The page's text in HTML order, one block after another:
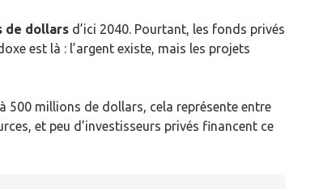
de dollars d’ici 2040. Pourtant, les fonds privés
est là : l’argent existe, mais les projets
500 millions de dollars, cela représente entre
et peu d’investisseurs privés financent ce